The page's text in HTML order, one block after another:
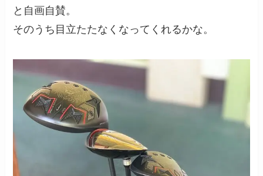
と自画自賛。
そのうち目立たたなくなってくれるかな。